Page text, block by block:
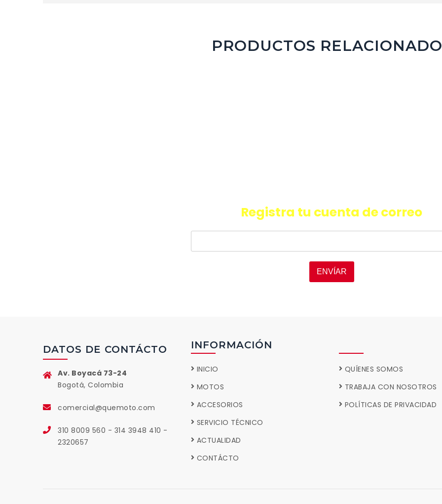
PRODUCTOS
Registra tu cuenta de correo
ENVÍAR
DATOS DE CONTÁCTO
Av. Boyacá 73-24
Bogotá, Colombia
comercial@quemoto.com
310 8009 560 - 314 3948 410 -
2320657
INFORMACIÓN
INICIO
MOTOS
ACCESORIOS
SERVICIO TÉCNICO
ACTUALIDAD
CONTÁCTO
QUÍENES SOMOS
TRABAJA CON NOSOTROS
POLÍTICAS DE PRIVACIDAD